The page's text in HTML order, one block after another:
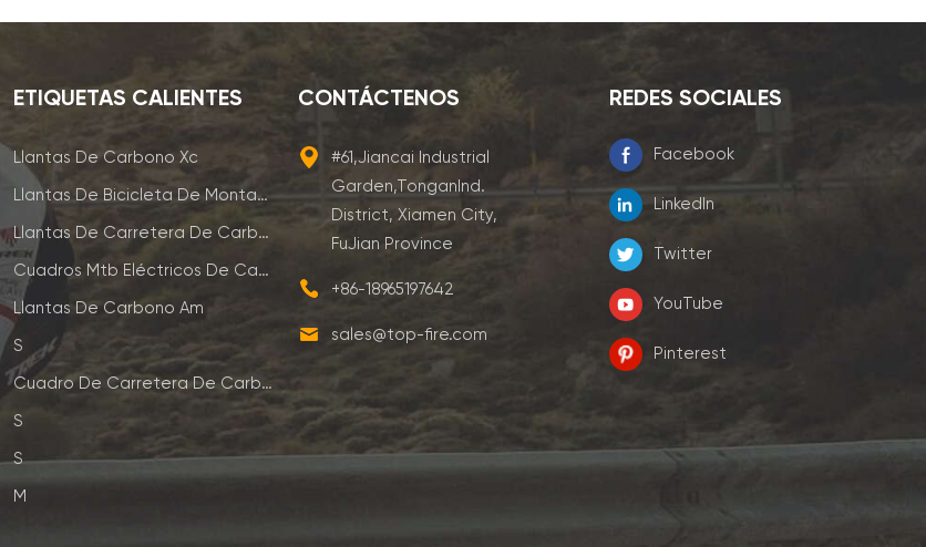
ETIQUETAS CALIENTES
Llantas De Carbono Xc
Llantas De Bicicleta De Montaña De Carbono
Llantas De Carretera De Carbono
Cuadros Mtb Eléctricos De Carbono
Llantas De Carbono Am
S
Cuadro De Carretera De Carbono
S
S
M
CONTÁCTENOS
#61,Jiancai Industrial
Garden,TonganInd.
District, Xiamen City,
FuJian Province
+86-18965197642
sales@top-fire.com
REDES SOCIALES
Facebook
LinkedIn
Twitter
YouTube
Pinterest